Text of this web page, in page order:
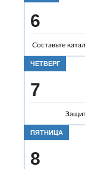
6
Составьте
ЧЕТВЕРГ
7
ПЯТНИЦА
8